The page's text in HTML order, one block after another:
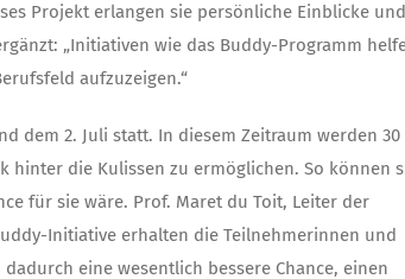
Projekt erlangen sie persönliche Einblicke und
„Initiativen wie das Buddy-Programm
aufzuzeigen.“
dem 2. Juli statt. In diesem Zeitraum werden 30
hinter die Kulissen zu ermöglichen. So können
für sie wäre. Prof. Maret du Toit, Leiter der
Initiative erhalten die Teilnehmerinnen und
eine wesentlich bessere Chance, einen